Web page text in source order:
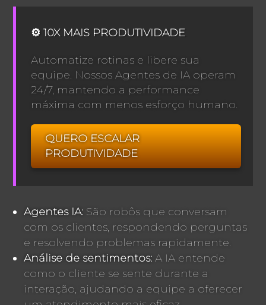
⚙️ 10X MAIS PRODUTIVIDADE
Automatize rotinas e libere sua
equipe. Nossos Agentes de IA operam
24/7, mantendo a performance
máxima com menos esforço humano.
QUERO ESCALAR
PRODUTIVIDADE
Agentes IA: São robôs que conversam
com os clientes, respondendo perguntas
e resolvendo problemas rapidamente.
Análise de sentimentos: A IA entende
como o cliente se sente durante a
interação, ajudando a equipe a oferecer